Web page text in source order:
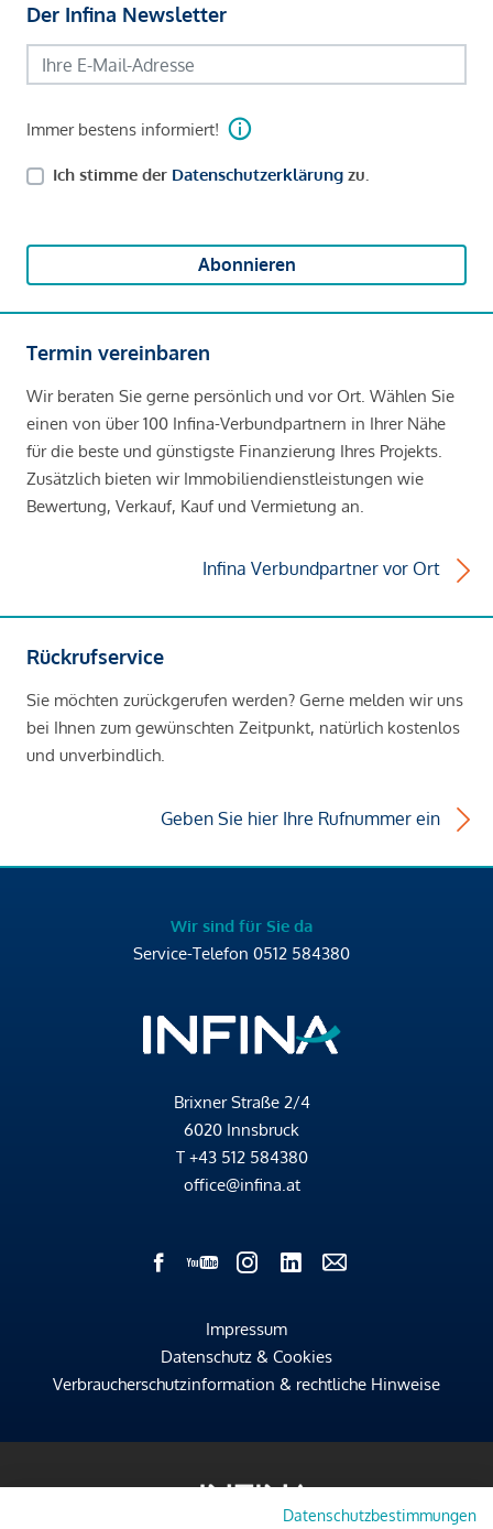
Der Infina Newsletter
Immer bestens informiert!
Ich stimme der Datenschutzerklärung zu.
Abonnieren
Termin vereinbaren
Wir beraten Sie gerne persönlich und vor Ort. Wählen Sie
einen von über 100 Infina-Verbundpartnern in Ihrer Nähe
für die beste und günstigste Finanzierung Ihres Projekts.
Zusätzlich bieten wir Immobiliendienstleistungen wie
Bewertung, Verkauf, Kauf und Vermietung an.
Infina Verbundpartner vor Ort
Rückrufservice
Sie möchten zurückgerufen werden? Gerne melden wir uns
bei Ihnen zum gewünschten Zeitpunkt, natürlich kostenlos
und unverbindlich.
Geben Sie hier Ihre Rufnummer ein
Wir sind für Sie da
Service-Telefon 0512 584380
Brixner Straße 2/4
6020 Innsbruck
T +43 512 584380
office@infina.at
Impressum
Datenschutz & Cookies
Verbraucherschutzinformation & rechtliche Hinweise
Datenschutzbestimmungen